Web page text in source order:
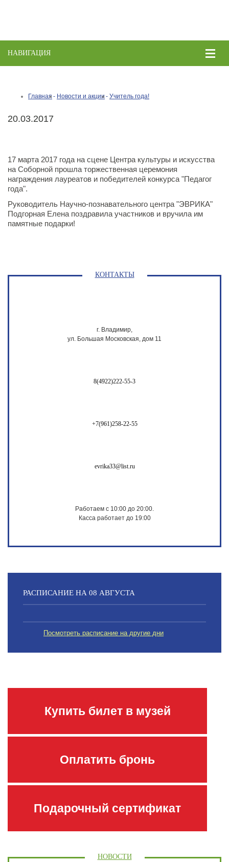
Toggle
НАВИГАЦИЯ
Главная Новости и акции Учитель года!
20.03.2017
17 марта 2017 года на сцене Центра культуры и искусства
на Соборной прошла торжественная церемония
награждения лауреатов и победителей конкурса "Педагог
года".
Руководитель Научно-познавательного центра "ЭВРИКА"
Подгорная Елена поздравила участников и вручила им
памятные подарки!
КОНТАКТЫ
г. Владимир,
ул. Большая Московская, дом 11
8(4922)222-55-3
+7(961)258-22-55
evrika33@list.ru
Работаем с 10:00 до 20:00.
Касса работает до 19:00
РАСПИСАНИЕ НА 08 АВГУСТА
Посмотреть расписание на другие дни
Купить билет в музей
Оплатить бронь
Подарочный сертификат
НОВОСТИ